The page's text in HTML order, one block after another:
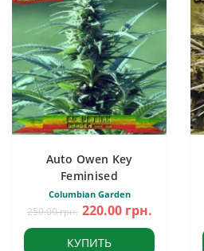
Auto Owen Key
Feminised
Columbian Garden
250.00 грн. 220.00 грн.
КУПИТЬ